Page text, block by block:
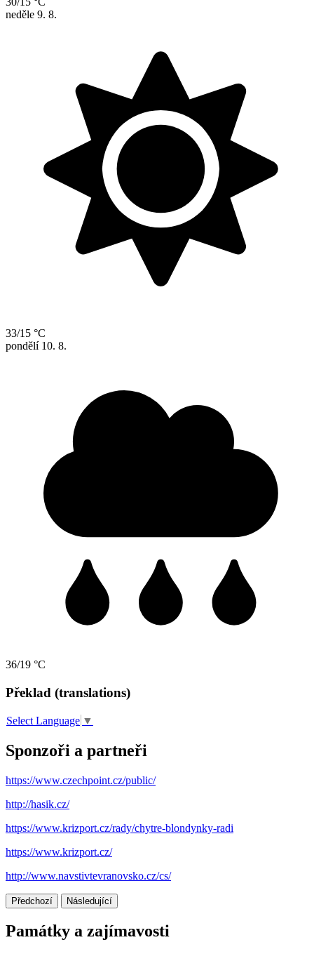
neděle 9. 8.
33/15 °C
pondělí 10. 8.
36/19 °C
Překlad (translations)
Select Language ▼
Sponzoři a partneři
https://www.czechpoint.cz/public/
http://hasik.cz/
https://www.krizport.cz/rady/chytre-blondynky-radi
https://www.krizport.cz/
http://www.navstivtevranovsko.cz/cs/
Předchozí Následující
Památky a zajímavosti